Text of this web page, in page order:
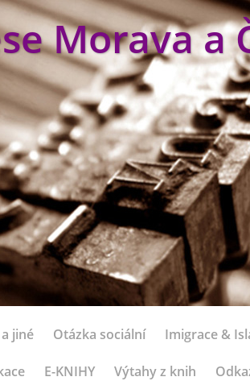
Morava a
jiné Otázka sociální Imigrace &
E-KNIHY Výtahy z knih